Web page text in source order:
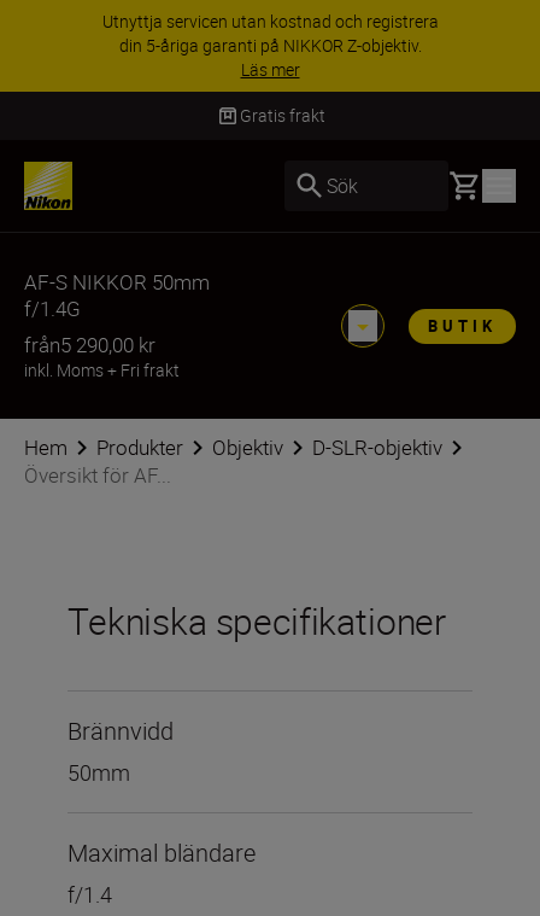
Utnyttja servicen utan kostnad och registrera
din 5-åriga garanti på NIKKOR Z-objektiv.
Läs mer
Gratis frakt
Sök Basket
AF-S NIKKOR 50mm
f/1.4G
från5 290,00 kr
inkl. Moms+ Fri frakt
BUTIK
Hem Produkter Objektiv
D-SLR-objektiv
Översikt för AF...
Tekniska specifikationer
Brännvidd
50mm
Maximal bländare
f/1.4